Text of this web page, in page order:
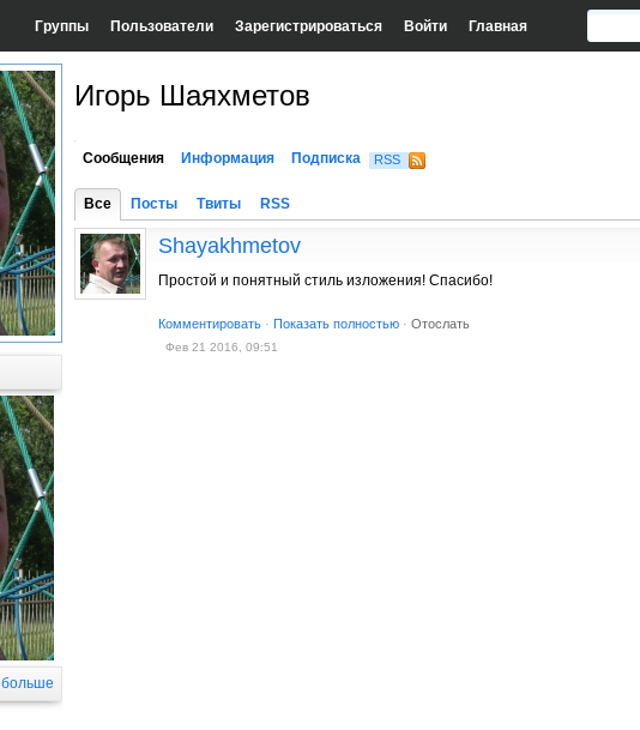
Группы Пользователи Зарегистрироваться Войти Главная
больше
Игорь Шаяхметов
Сообщения Информация Подписка RSS
Все Посты Твиты RSS
Shayakhmetov
Простой и понятный стиль изложения! Спасибо!
Комментировать · Показать полностью · Отослать
Фев 21 2016, 09:51